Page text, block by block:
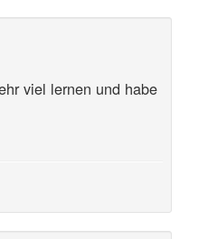
viel lernen und habe